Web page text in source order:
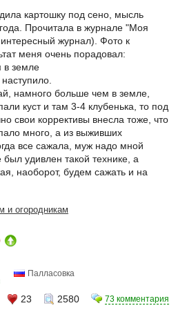
картошку под сено, мысль
Прочитала в журнале "Моя
журнал). Фото к
меня очень порадовал:
в земле
намного больше чем в земле,
куст и там 3-4 клубенька, то под
свои коррективы внесла тоже, что
много, а из выживших
все сажала, муж надо мной
удивлен такой технике, а
наоборот, будем сажать и на
и огородникам
Палласовка
23 2580 73 комментария